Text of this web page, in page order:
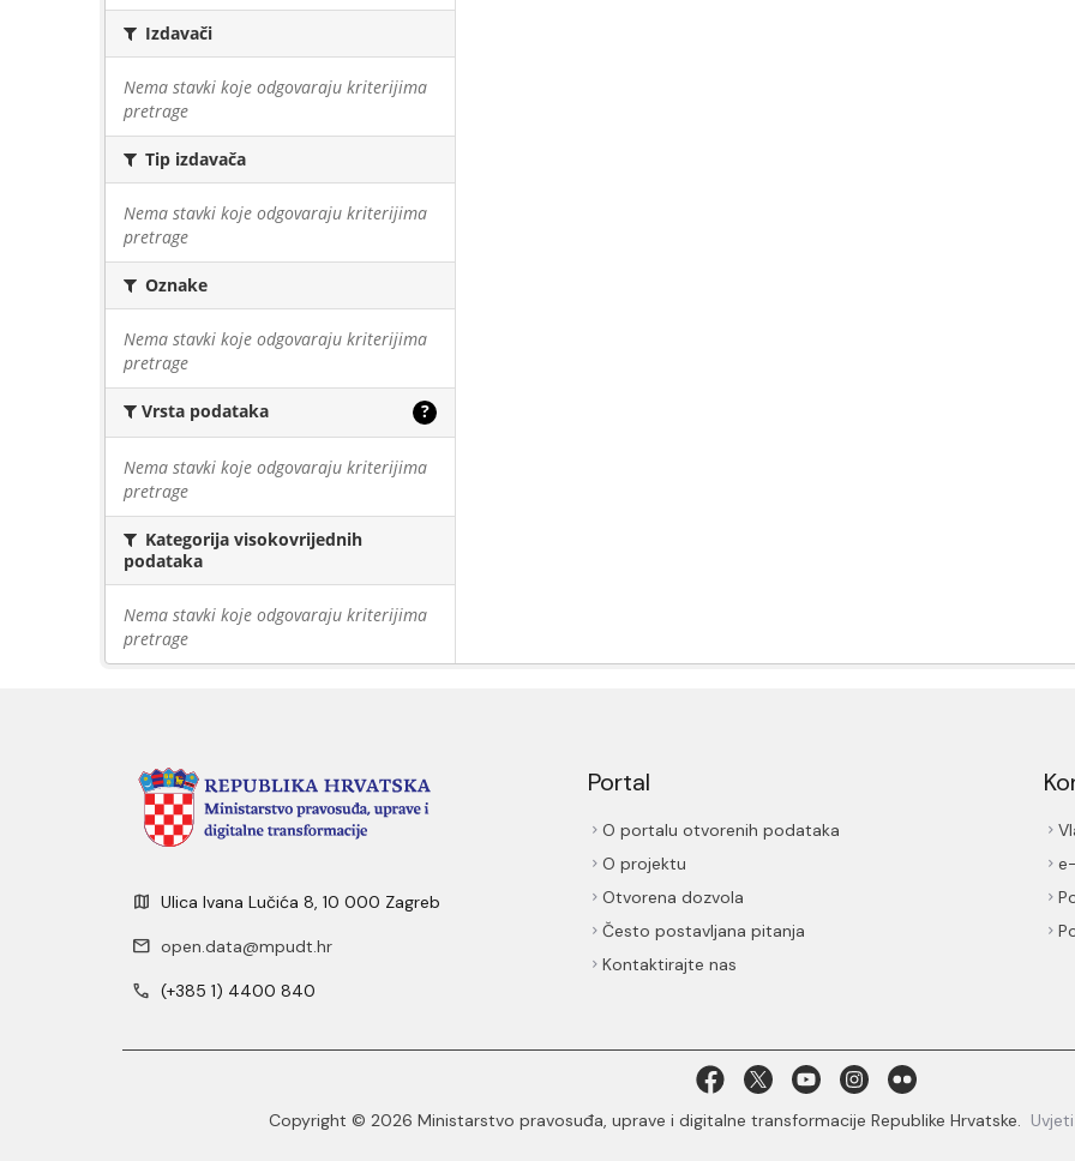
Izdavači
Nema stavki koje odgovaraju kriterijima
pretrage
Tip izdavača
Nema stavki koje odgovaraju kriterijima
pretrage
Oznake
Nema stavki koje odgovaraju kriterijima
pretrage
Vrsta podataka ?
Nema stavki koje odgovaraju kriterijima
pretrage
Kategorija visokovrijednih
podataka
Nema stavki koje odgovaraju kriterijima
pretrage